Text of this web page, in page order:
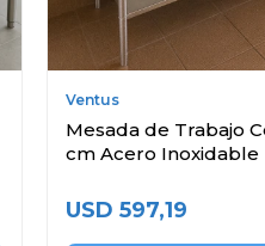
Ventus
Mesada de Trabajo
cm Acero Inoxidable
USD 597,19